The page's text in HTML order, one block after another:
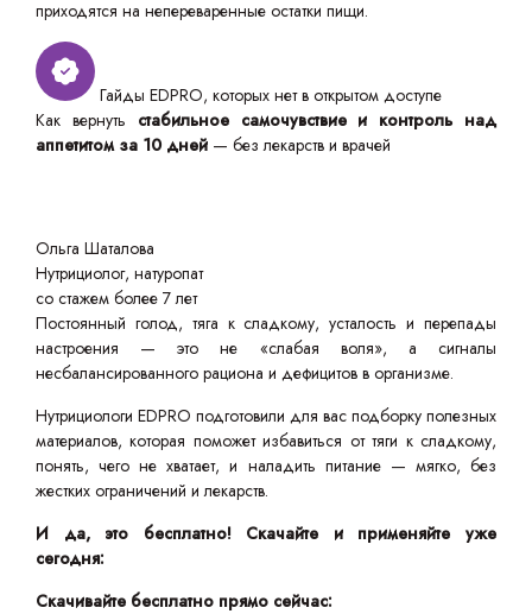
приходятся на непереваренные остатки пищи.
Гайды EDPRO, которых нет в открытом доступе
Как вернуть стабильное самочувствие и контроль над
аппетитом за 10 дней — без лекарств и врачей
Ольга Шаталова
Нутрициолог, натуропат
со стажем более 7 лет
Постоянный голод, тяга к сладкому, усталость и перепады
настроения — это не «слабая воля», а сигналы
несбалансированного рациона и дефицитов в организме.
Нутрициологи EDPRO подготовили для вас подборку полезных
материалов, которая поможет избавиться от тяги к сладкому,
понять, чего не хватает, и наладить питание — мягко, без
жестких ограничений и лекарств.
И да, это бесплатно! Скачайте и применяйте уже
сегодня:
Скачивайте бесплатно прямо сейчас: